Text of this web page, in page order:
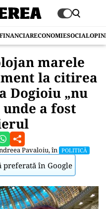
FINANCIARECONOMIESOCIAL
marele
la citirea
Dogioiu „nu
a fost
Pavaloiu, în POLITICĂ
preferată în Google